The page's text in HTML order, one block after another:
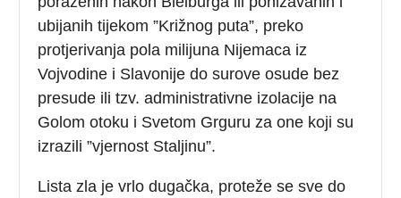
ubijanih tijekom ”Križnog puta”, preko
protjerivanja pola milijuna Nijemaca iz
Vojvodine i Slavonije do surove osude bez
presude ili tzv. administrativne izolacije na
Golom otoku i Svetom Grguru za one koji su
izrazili ”vjernost Staljinu”.
Lista zla je vrlo dugačka, proteže se sve do